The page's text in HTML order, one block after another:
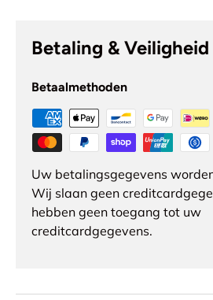
Betaling & Veiligheid
Betaalmethoden
Uw betalingsgegevens
Wij slaan geen
hebben geen toegang tot uw
creditcardgegevens.